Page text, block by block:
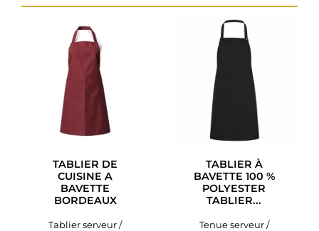
TABLIER DE
CUISINE A
BAVETTE
BORDEAUX
Tablier serveur /
TABLIER À
BAVETTE 100 %
POLYESTER
TABLIER...
Tenue serveur /